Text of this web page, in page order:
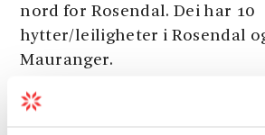
nord for Rosendal. Dei har 10
hytter/leiligheter i Rosendal
Mauranger.
Dei leiger og ut
camping-, bubil- og